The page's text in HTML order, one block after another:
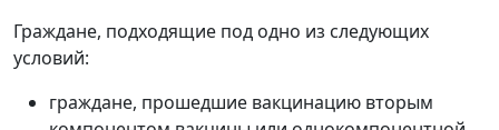
Граждане, подходящие под одно из следующих
условий:
граждане, прошедшие вакцинацию вторым